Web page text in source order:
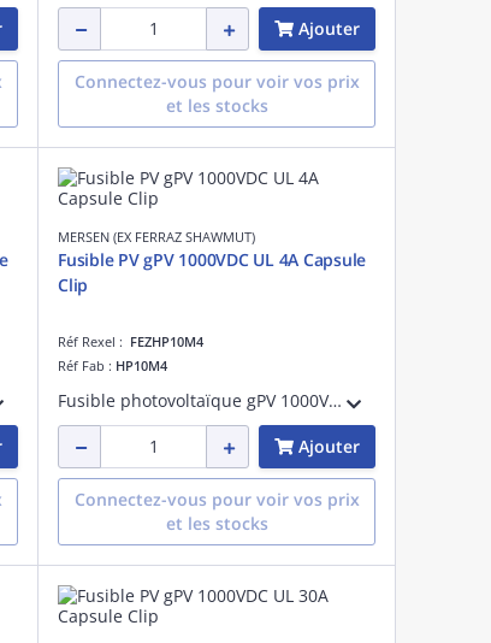
Ajouter
Connectez-vous pour voir vos prix
et les stocks
MERSEN (EX FERRAZ SHAWMUT)
Fusible PV gPV 1000VDC UL 4A Capsule
Clip
Réf Rexel : FEZHP10M4
Réf Fab : HP10M4
Fusible photovoltaïque gPV 1000VDC UL 4A Avec Capsule Pour Clip
Ajouter
Connectez-vous pour voir vos prix
et les stocks